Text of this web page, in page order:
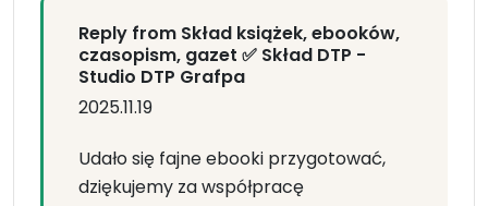
Reply from Skład książek, ebooków,
czasopism, gazet ✅ Skład DTP -
Studio DTP Grafpa
2025.11.19
Udało się fajne ebooki przygotować,
dziękujemy za współpracę